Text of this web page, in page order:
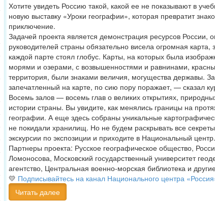
Хотите увидеть Россию такой, какой ее не показывают в
новую выставку «Уроки географии», которая превратит
приключение.
Задачей проекта является демонстрация ресурсов России,
руководителей страны обязательно висела огромная
каждой парте стоял глобус. Карты, на которых была
морями и озерами, с возвышенностями и равнинами,
территория, были знаками величия, могущества державы.
запечатленный на карте, по сию пору поражает, — сказал
Восемь залов — восемь глав о великих открытиях,
истории страны. Вы увидите, как менялись границы на
географии. А еще здесь собраны уникальные
не покидали хранилищ. Но не будем раскрывать все
экскурсии по экспозиции и приходите в Национальный центр.
Партнеры проекта: Русское географическое общество,
Ломоносова, Московский государственный университет
агентство, Центральная военно-морская библиотека и
💛 Подписывайтесь на канал Национального центра
Читать далее